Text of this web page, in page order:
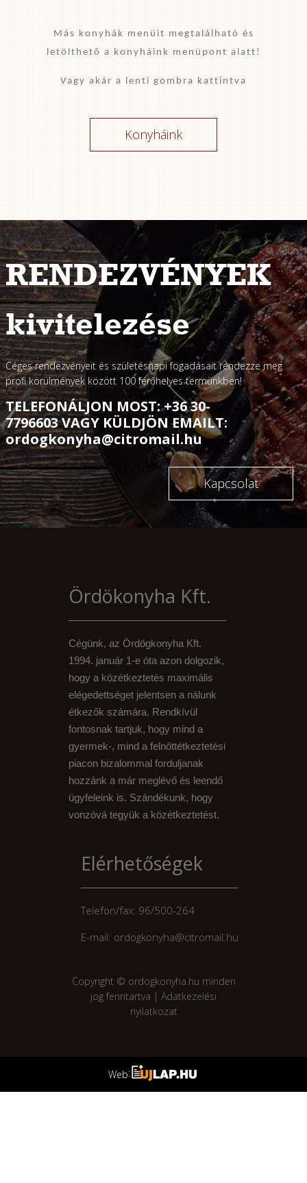
Más konyhák menüit megtalálható és
letölthető a konyháink menüpont alatt!
Vagy akár a lenti gombra kattintva
Konyháink
RENDEZVÉNYEK
kivitelezése
Céges rendezvényeit és születésnapi fogadásait rendezze meg
profi körülmények között 100 férőhelyes termünkben!
TELEFONÁLJON MOST: +36 30-
7796603 VAGY KÜLDJÖN EMAILT:
ordogkonyha@citromail.hu
Kapcsolat
Ördökonyha Kft.
Cégünk, az Ördögkonyha Kft.
1994. január 1-e óta azon dolgozik,
hogy a közétkeztetés maximális
elégedettséget jelentsen a nálunk
étkezők számára. Rendkívül
fontosnak tartjuk, hogy mind a
gyermek-, mind a felnőttétkeztetési
piacon bizalommal forduljanak
hozzánk a már meglévő és leendő
ügyfeleink is. Szándékunk, hogy
vonzóvá tegyük a közétkeztetést.
Elérhetőségek
Telefon/fax: 96/500-264
E-mail: ordogkonyha@citromail.hu
Copyright © ordogkonyha.hu minden
jog fenntartva | Adatkezelési
nyilatkozat
Web: